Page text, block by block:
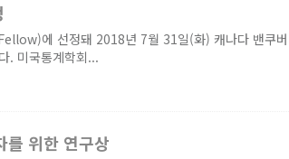
에 선정돼 2018년 7월 31일(화) 캐나다 밴쿠버
미국통계학회...
위한 연구상